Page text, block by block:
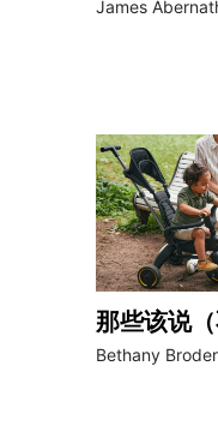
James
那些该说
Bethany